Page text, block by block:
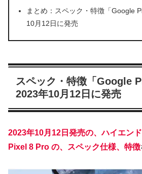
まとめ：スペック・特徴「Google
10月12日に発売
スペック・特徴「Google
2023年10月12日に発売
2023年10月12日発売の、ハイエン
Pixel 8 Pro の、スペック仕様、特徴